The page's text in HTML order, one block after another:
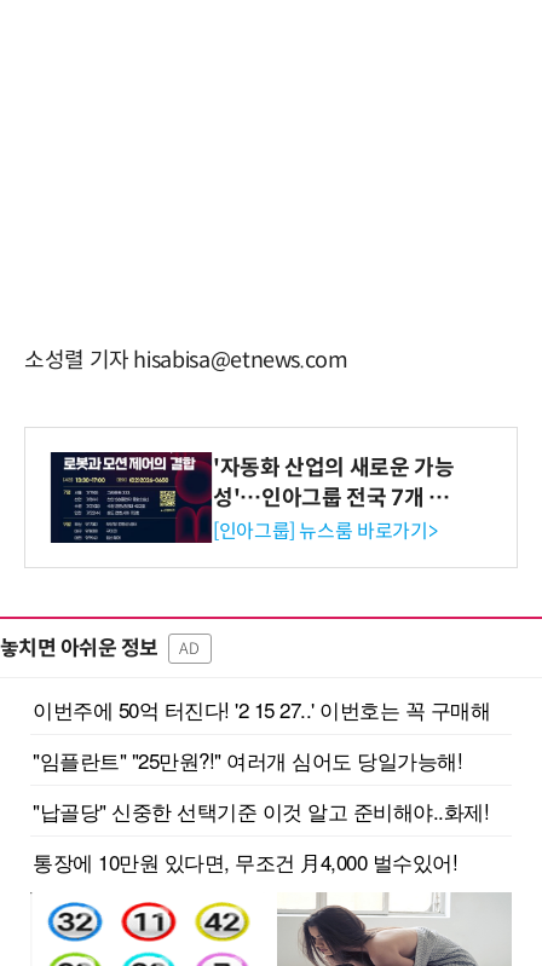
소성렬 기자 hisabisa@etnews.com
'자동화 산업의 새로운 가능
성'…인아그룹 전국 7개 도
시 세미나 페어 개최
[인아그룹] 뉴스룸 바로가기>
놓치면 아쉬운 정보 AD